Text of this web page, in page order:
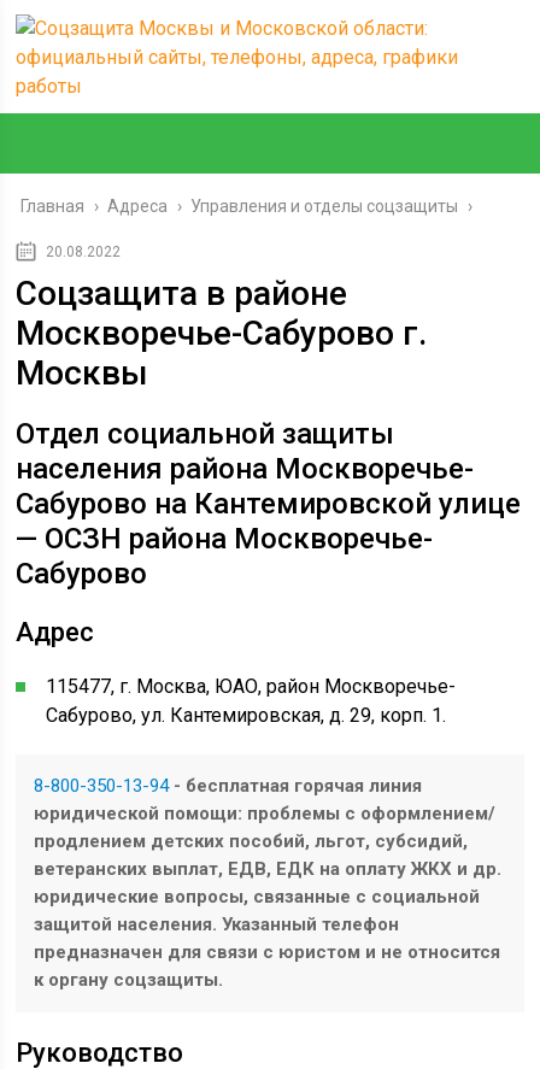
Главная › Адреса › Управления и отделы соцзащиты ›
20.08.2022
Соцзащита в районе
Москворечье-Сабурово г.
Москвы
Отдел социальной защиты
населения района Москворечье-
Сабурово на Кантемировской улице
— ОСЗН района Москворечье-
Сабурово
Адрес
115477, г. Москва, ЮАО, район Москворечье-
Сабурово, ул. Кантемировская, д. 29, корп. 1.
8-800-350-13-94- бесплатная горячая линия
юридической помощи: проблемы с оформлением/
продлением детских пособий, льгот, субсидий,
ветеранских выплат, ЕДВ, ЕДК на оплату ЖКХ и др.
юридические вопросы, связанные с социальной
защитой населения. Указанный телефон
предназначен для связи с юристом и не относится
к органу соцзащиты.
Руководство